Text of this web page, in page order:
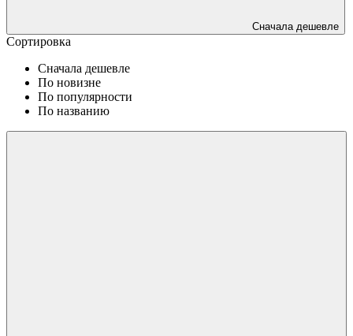
Сначала дешевле
Сортировка
Сначала дешевле
По новизне
По популярности
По названию